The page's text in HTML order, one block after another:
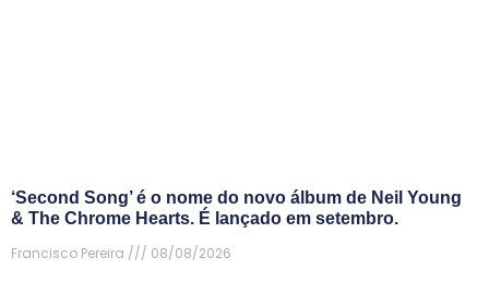
‘Second Song’ é o nome do novo álbum de Neil Young
& The Chrome Hearts. É lançado em setembro.
Francisco Pereira
08/08/2026